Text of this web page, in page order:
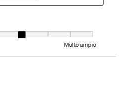
è uguale a Molto aderente e 7 è uguale a Molto
Molto ampio